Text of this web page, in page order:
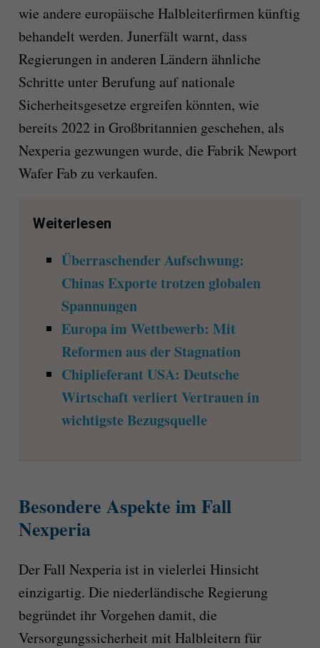
wie andere europäische Halbleiterfirmen künftig
behandelt werden. Junerfält warnt, dass
Regierungen in anderen Ländern ähnliche
Schritte unter Berufung auf nationale
Sicherheitsgesetze ergreifen könnten, wie
bereits 2022 in Großbritannien geschehen, als
Nexperia gezwungen wurde, die Fabrik Newport
Wafer Fab zu verkaufen.
Weiterlesen
Überraschender Aufschwung:
Chinas Exporte trotzen globalen
Spannungen
Europa im Wettbewerb: Mit
Reformen aus der Stagnation
Chiplieferant USA: Deutsche
Wirtschaft verliert Vertrauen in
wichtigste Bezugsquelle
Besondere Aspekte im Fall
Nexperia
Der Fall Nexperia ist in vielerlei Hinsicht
einzigartig. Die niederländische Regierung
begründet ihr Vorgehen damit, die
Versorgungssicherheit mit Halbleitern für